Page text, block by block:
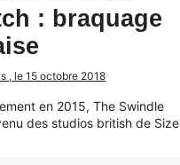
: braquage
, le 15 octobre 2018
en 2015, The Swindle
des studios british de Size